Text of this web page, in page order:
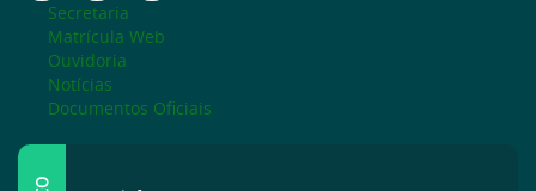
Secretaria
Matrícula Web
Ouvidoria
Notícias
Documentos Oficiais